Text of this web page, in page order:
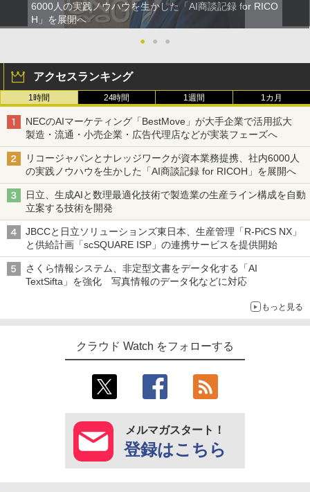
6000人の実践ノウハウを生かした「AI商談記録 for RICO
H」を展開へ
●
● ●
アクセスランキング
1時間 24時間 1週間 1カ月
NECのAIマーケティング「BestMove」が大手企業で活用拡大
製造・流通・小売企業・広告代理店などが実装フェーズへ
リコージャパンとナレッジワークが資本業務提携、社内6000人
の実践ノウハウを生かした「AI商談記録 for RICOH」を展開へ
日立、生成AIと数理最適化技術で製造業の生産ライン構成を自動
立案する技術を開発
JBCCと日立ソリューションズ東日本、生産管理「R-PiCS NX」
と供給計画「scSQUARE ISP」の連携サービスを提供開始
さくら情報システム、非定型文書をデータ化する「AI
TextSifta」を強化 写真情報のデータ化などに対応
もっと見る
クラウド Watch をフォローする
メルマガスタート！
登録はこちら